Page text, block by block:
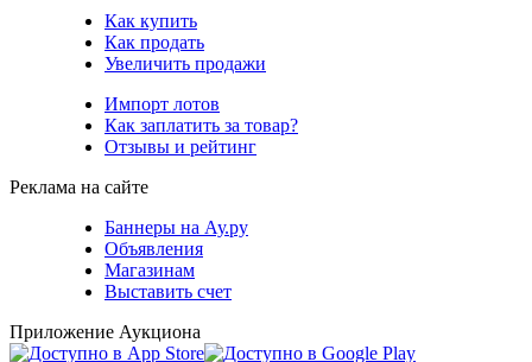
Как купить
Как продать
Увеличить продажи
Импорт лотов
Как заплатить за товар?
Отзывы и рейтинг
Реклама на сайте
Баннеры на Ау.ру
Объявления
Магазинам
Выставить счет
Приложение Аукциона